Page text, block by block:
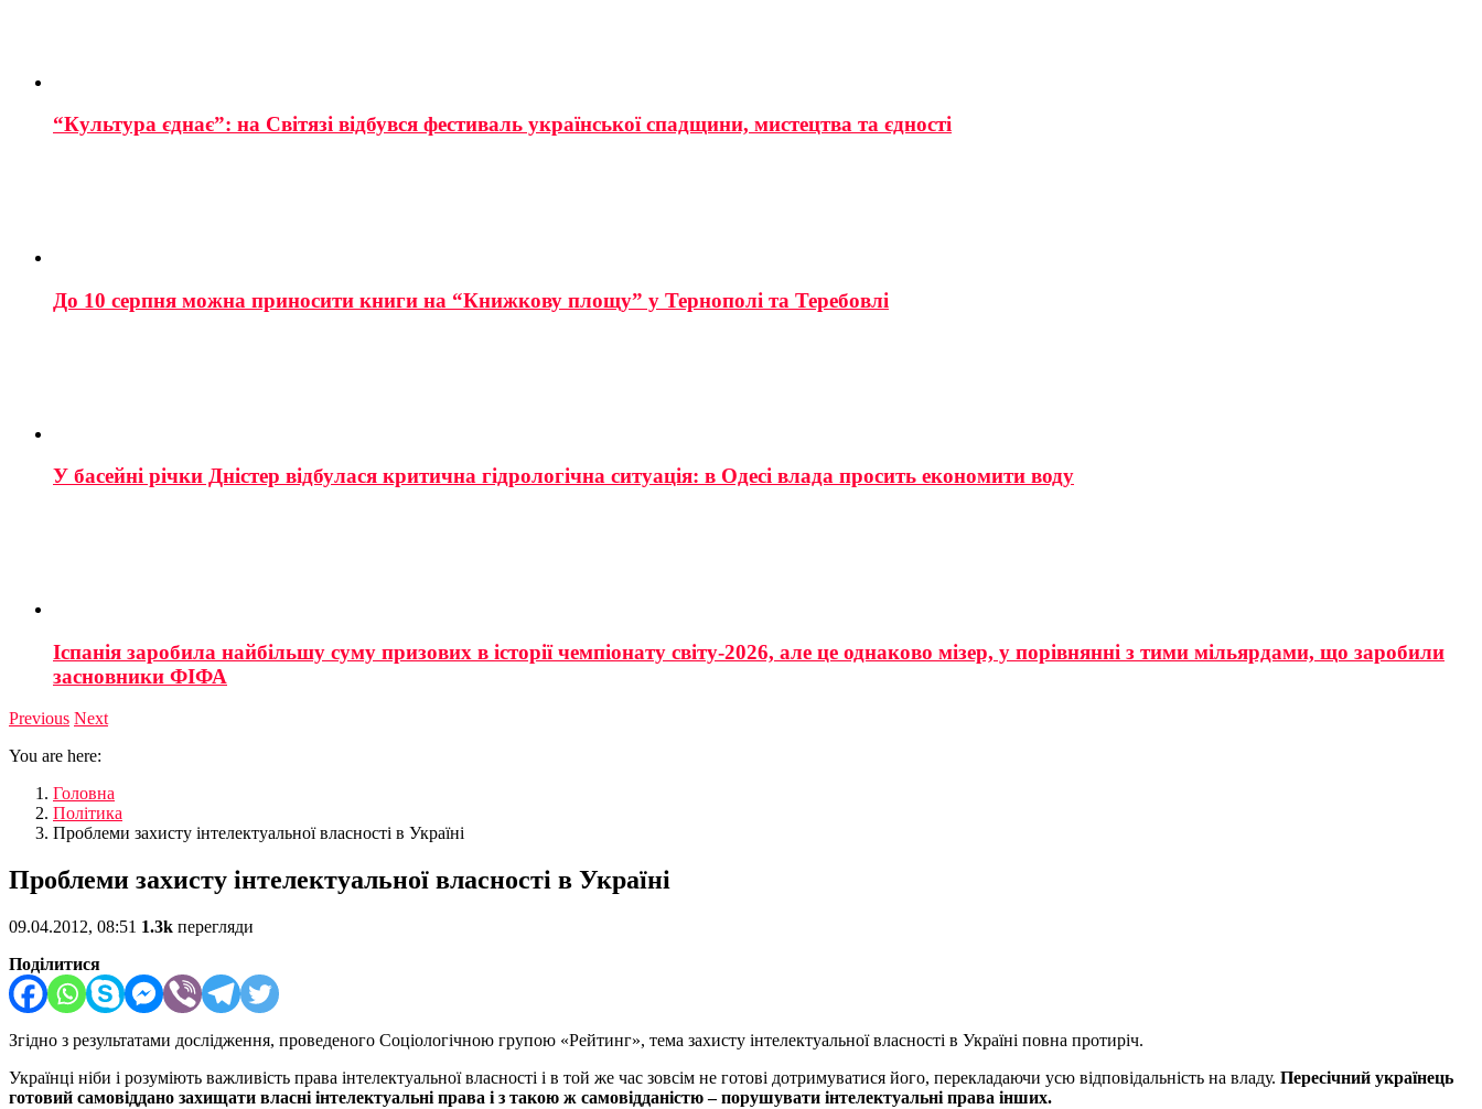
“Культура єднає”: на Світязі відбувся фестиваль української спадщини, мистецтва та єдності
До 10 серпня можна приносити книги на “Книжкову площу” у Тернополі та Теребовлі
У басейні річки Дністер відбулася критична гідрологічна ситуація: в Одесі влада просить економити воду
Іспанія заробила найбільшу суму призових в історії чемпіонату світу-2026, але це однаково мізер, у порівнянні з тими мільярдами, що заробили
засновники ФІФА
Previous Next
You are here:
Головна
Політика
Проблеми захисту інтелектуальної власності в Україні
Проблеми захисту інтелектуальної власності в Україні
09.04.2012, 08:51 1.3k перегляди
Поділитися
Згідно з результатами дослідження, проведеного Соціологічною групою «Рейтинг», тема захисту інтелектуальної власності в Україні повна протиріч.
Українці ніби і розуміють важливість права інтелектуальної власності і в той же час зовсім не готові дотримуватися його, перекладаючи усю відповідальність на владу. Пересічний українець
готовий самовіддано захищати власні інтелектуальні права і з такою ж самовідданістю – порушувати інтелектуальні права інших.